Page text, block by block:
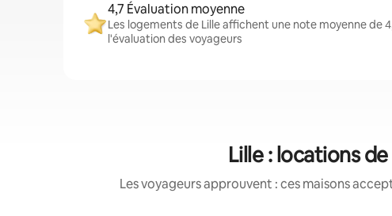
4,7 Évaluation moyenne
Les logements de Lille affichent une note moyenne de
l'évaluation des voyageurs
Lille : locations
Les voyageurs approuvent : ces maisons